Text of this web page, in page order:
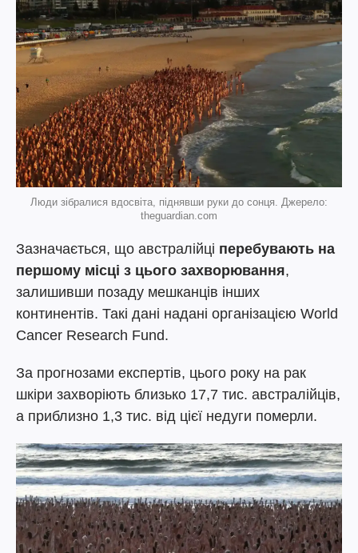
Люди зібралися вдосвіта, піднявши руки до сонця. Джерело:
theguardian.com
Зазначається, що австралійці перебувають на
першому місці з цього захворювання,
залишивши позаду мешканців інших
континентів. Такі дані надані організацією World
Cancer Research Fund.
За прогнозами експертів, цього року на рак
шкіри захворіють близько 17,7 тис. австралійців,
а приблизно 1,3 тис. від цієї недуги померли.